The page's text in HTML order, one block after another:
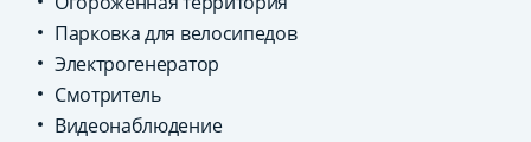
Парковка для велосипедов
Электрогенератор
Смотритель
Видеонаблюдение